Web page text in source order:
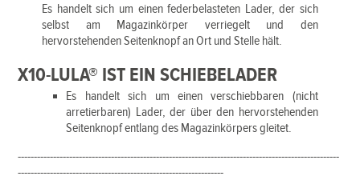
Es handelt sich um einen federbelasteten Lader, der sich
selbst am Magazinkörper verriegelt und den
hervorstehenden Seitenknopf an Ort und Stelle hält.
X10-LULA® IST EIN SCHIEBELADER
Es handelt sich um einen verschiebbaren (nicht
arretierbaren) Lader, der über den hervorstehenden
Seitenknopf entlang des Magazinkörpers gleitet.
----------------------------------------------------------------------------------------------------
----------------------------------------------------------------